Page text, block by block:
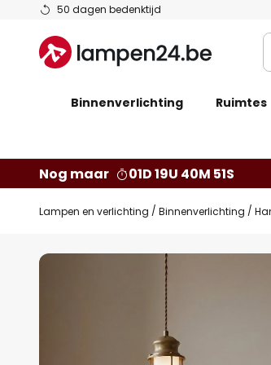
50 dagen bedenktijd
Ga
de
inhoud
de
Binnenverlichting Ruimtes
Nog maar 01D 19U 40M 50S
Lampen en verlichting Binnenverlichting
Ga